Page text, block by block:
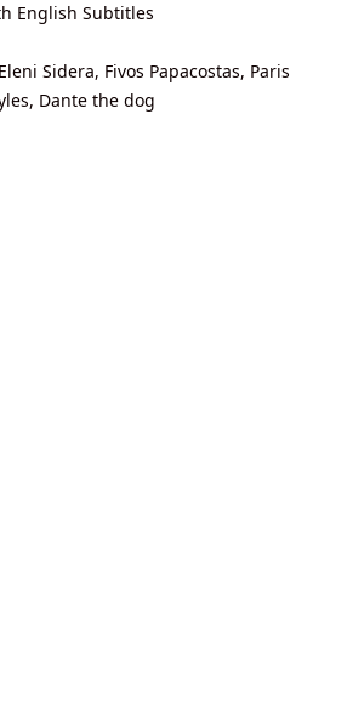
English Subtitles
Sidera, Fivos Papacostas, Paris
Dante the dog